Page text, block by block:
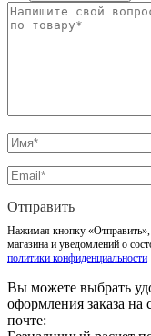
Отправить
Нажимая кнопку
магазина и уведомлений о
политики конфиденциальности
Вы можете выбрать
оформления заказа на
почте: